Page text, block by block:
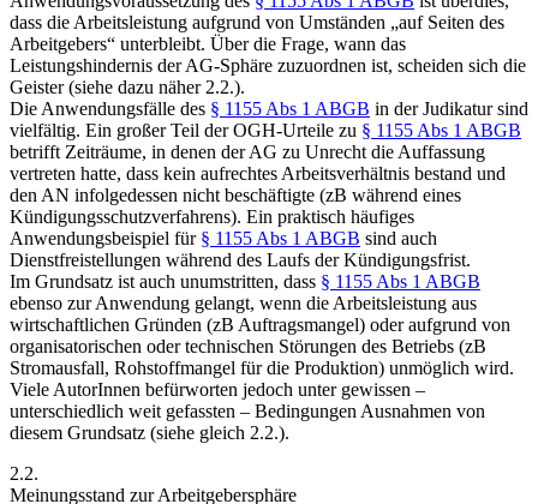
dass die Arbeitsleistung aufgrund von Umständen „auf Seiten des
Arbeitgebers“ unterbleibt. Über die Frage, wann das
Leistungshindernis der AG-Sphäre zuzuordnen ist, scheiden sich die
Geister (siehe dazu näher 2.2.).
Die Anwendungsfälle des § 1155 Abs 1 ABGB in der Judikatur sind
vielfältig. Ein großer Teil der OGH-Urteile zu § 1155 Abs 1 ABGB
betrifft Zeiträume, in denen der AG zu Unrecht die Auffassung
vertreten hatte, dass kein aufrechtes Arbeitsverhältnis bestand und
den AN infolgedessen nicht beschäftigte (zB während eines
Kündigungsschutzverfahrens). Ein praktisch häufiges
Anwendungsbeispiel für § 1155 Abs 1 ABGB sind auch
Dienstfreistellungen während des Laufs der Kündigungsfrist.
Im Grundsatz ist auch unumstritten, dass § 1155 Abs 1 ABGB
ebenso zur Anwendung gelangt, wenn die Arbeitsleistung aus
wirtschaftlichen Gründen (zB Auftragsmangel) oder aufgrund von
organisatorischen oder technischen Störungen des Betriebs (zB
Stromausfall, Rohstoffmangel für die Produktion) unmöglich wird.
Viele AutorInnen befürworten jedoch unter gewissen –
unterschiedlich weit gefassten – Bedingungen Ausnahmen von
diesem Grundsatz (siehe gleich 2.2.).
2.2.
Meinungsstand zur Arbeitgebersphäre